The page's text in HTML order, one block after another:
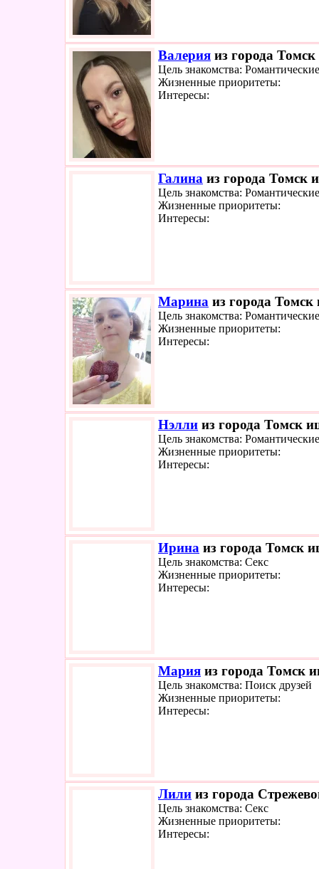
Валерия из города
Цель знакомства:
Жизненные приоритеты:
Интересы:
Галина из города Томск
Цель знакомства:
Жизненные приоритеты:
Интересы:
Марина из города
Цель знакомства:
Жизненные приоритеты:
Интересы:
Нэлли из города Томск
Цель знакомства:
Жизненные приоритеты:
Интересы:
Ирина из города Томск
Цель знакомства: Секс
Жизненные приоритеты:
Интересы:
Мария из города Томск
Цель знакомства: Поиск друзей
Жизненные приоритеты:
Интересы:
Лили из города
Цель знакомства: Секс
Жизненные приоритеты:
Интересы: